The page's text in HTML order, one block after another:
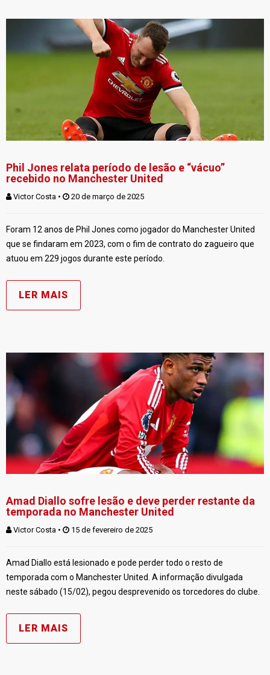
Phil Jones relata período de lesão e “vácuo”
recebido no Manchester United
Victor Costa • 20 de março de 2025
Foram 12 anos de Phil Jones como jogador do Manchester United
que se findaram em 2023, com o fim de contrato do zagueiro que
atuou em 229 jogos durante este período.
LER MAIS
Amad Diallo sofre lesão e deve perder restante da
temporada no Manchester United
Victor Costa • 15 de fevereiro de 2025
Amad Diallo está lesionado e pode perder todo o resto de
temporada com o Manchester United. A informação divulgada
neste sábado (15/02), pegou desprevenido os torcedores do clube.
LER MAIS